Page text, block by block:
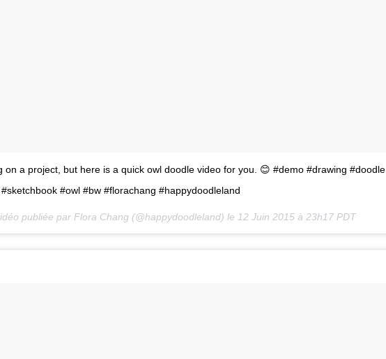
on a project, but here is a quick owl doodle video for you. 😊 #demo #drawing #doodle
#owl #bw #florachang #happydoodleland
publiée par Flora Chang (@happydoodleland) le 12 Juin 2015 à 23h17 PDT